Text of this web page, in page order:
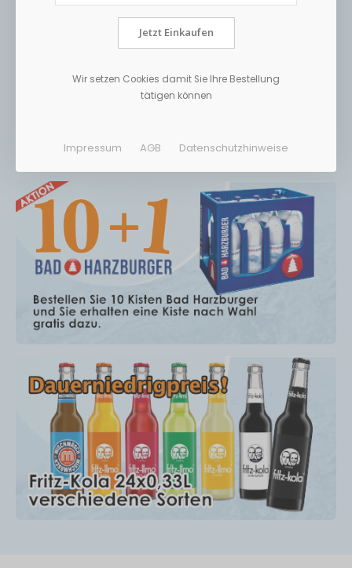
Jetzt Einkaufen
Wir setzen Cookies damit Sie Ihre Bestellung
tätigen können
Impressum AGB Datenschutzhinweise